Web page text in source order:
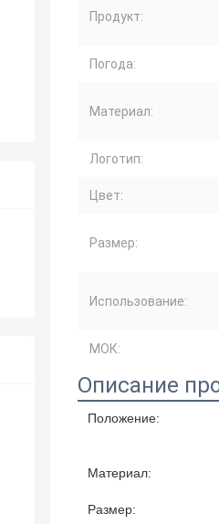
Продукт:
Погода:
Материал:
Логотип:
Цвет:
Размер:
Использование:
МОК:
Описание
Положение:
Материал:
Размер: